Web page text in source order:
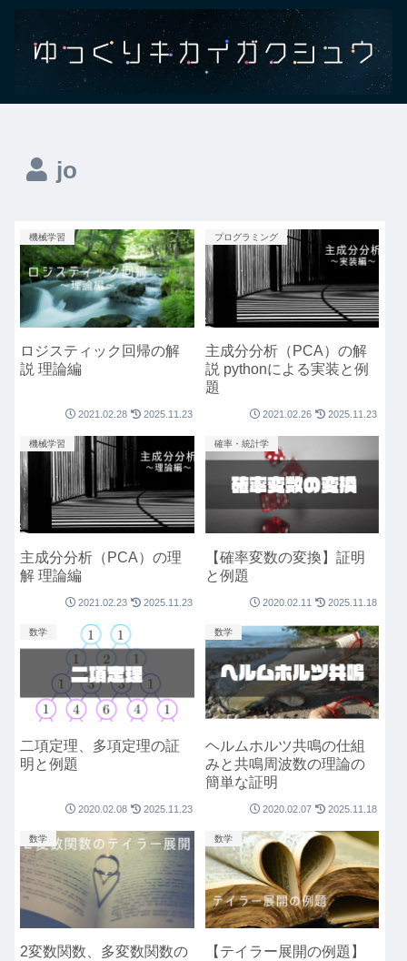
jo
機械学習
ロジスティック回帰の解
説 理論編
2021.02.28 2025.11.23
プログラミング
主成分分析（PCA）の解
説 pythonによる実装と例
題
2021.02.26 2025.11.23
機械学習
主成分分析（PCA）の理
解 理論編
2021.02.23 2025.11.23
確率・統計学
【確率変数の変換】証明
と例題
2020.02.11 2025.11.18
数学
二項定理、多項定理の証
明と例題
2020.02.08 2025.11.23
数学
ヘルムホルツ共鳴の仕組
みと共鳴周波数の理論の
簡単な証明
2020.02.07 2025.11.18
数学
2変数関数、多変数関数の
数学
【テイラー展開の例題】